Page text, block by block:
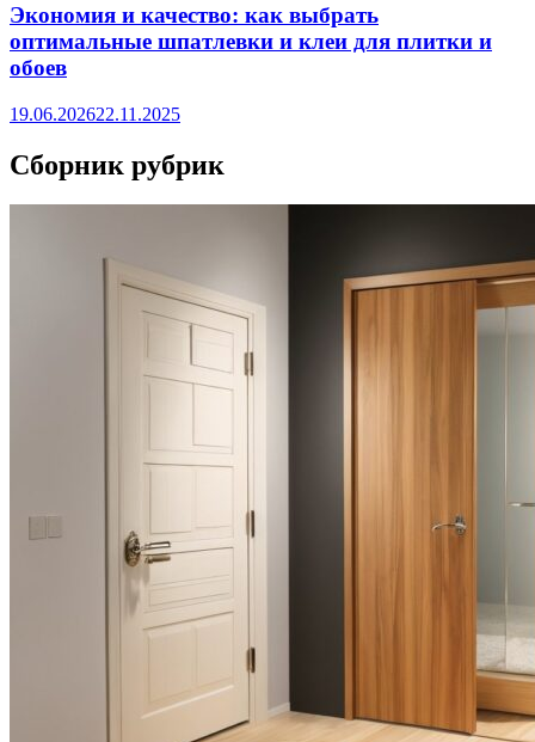
Экономия и качество: как выбрать
оптимальные шпатлевки и клеи для плитки и
обоев
19.06.202622.11.2025
Сборник рубрик